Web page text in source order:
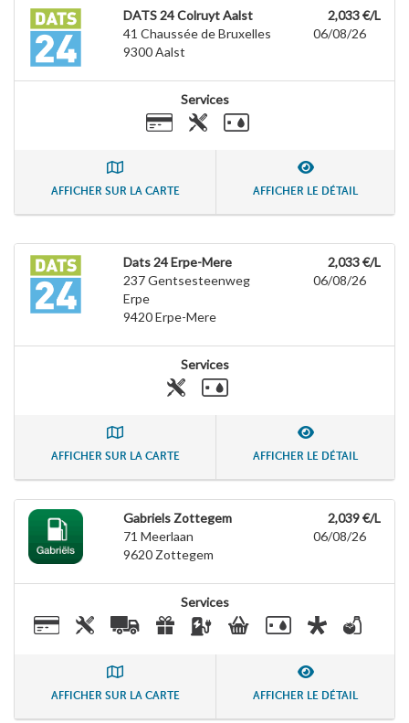
DATS 24 Colruyt Aalst
41 Chaussée de Bruxelles
9300Aalst
2,033 €/L
06/08/26
Services
AFFICHER SUR LA CARTE AFFICHER LE DÉTAIL
Dats 24 Erpe-Mere
237 Gentsesteenweg
Erpe
9420Erpe-Mere
2,033 €/L
06/08/26
Services
AFFICHER SUR LA CARTE AFFICHER LE DÉTAIL
Gabriels Zottegem
71 Meerlaan
9620 Zottegem
2,039 €/L
06/08/26
Services
AFFICHER SUR LA CARTE AFFICHER LE DÉTAIL